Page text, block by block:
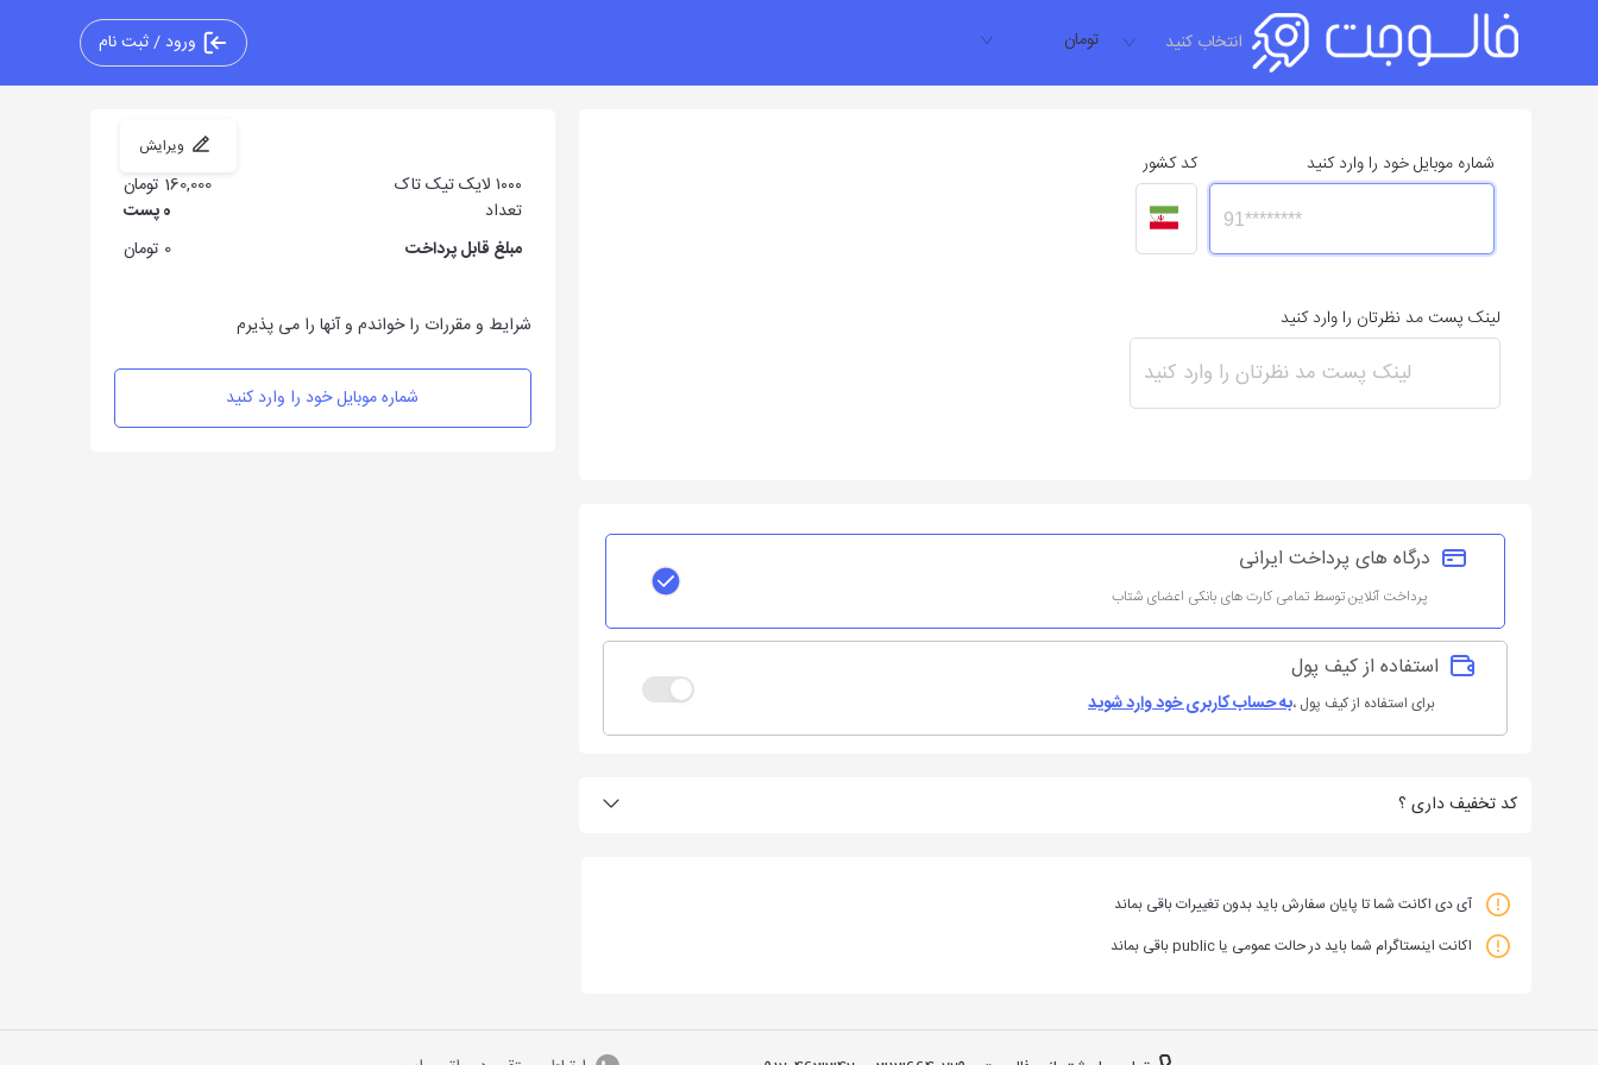
انتخاب کنید تومان ورود / ثبت نام
شماره موبایل خود را وارد کنید کد کشور
لینک پست مد نظرتان را وارد کنید
درگاه های پرداخت ایرانی
پرداخت آنلاین توسط تمامی کارت های بانکی اعضای شتاب
استفاده از کیف پول
برای استفاده از کیف پول ،به حساب کاربری خود وارد شوید
کد تخفیف داری ؟
آی دی اکانت شما تا پایان سفارش باید بدون تغییرات باقی بماند
اکانت اینستاگرام شما باید در حالت عمومی یا public باقی بماند
ویرایش
۱۰۰۰​ لایک تیک تاک
160,000 تومان
تعداد
0پست
مبلغ قابل پرداخت
0 تومان
شرایط و مقررات را خواندم و آنها را می پذیرم
شماره موبایل خود را وارد کنید